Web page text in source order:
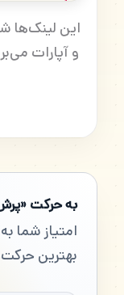
این لینک‌ها
و آپارات
به حرکت
امتیاز شما
بهترین